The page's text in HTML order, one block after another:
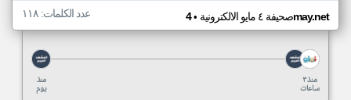
صحيفة ٤ مايو الالكترونية • 4may.net عدد الكلمات: ١١٨
منذ
يوم
منذ ٣
ساعات